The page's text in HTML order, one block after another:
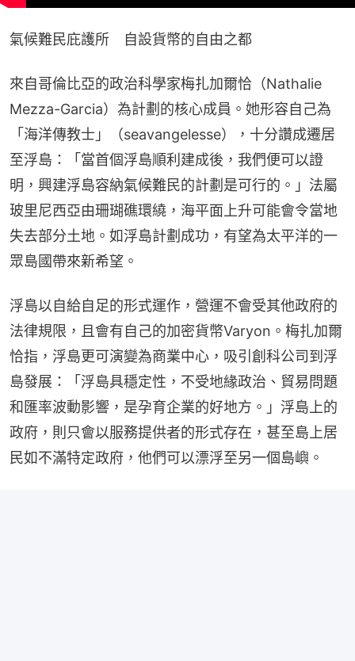
氣候難民庇護所　自設貨幣的自由之都
來自哥倫比亞的政治科學家梅扎加爾恰（Nathalie
Mezza-Garcia）為計劃的核心成員。她形容自己為
「海洋傳教士」（seavangelesse），十分讚成遷居
至浮島：「當首個浮島順利建成後，我們便可以證
明，興建浮島容納氣候難民的計劃是可行的。」法屬
玻里尼西亞由珊瑚礁環繞，海平面上升可能會令當地
失去部分土地。如浮島計劃成功，有望為太平洋的一
眾島國帶來新希望。
浮島以自給自足的形式運作，營運不會受其他政府的
法律規限，且會有自己的加密貨幣Varyon。梅扎加爾
恰指，浮島更可演變為商業中心，吸引創科公司到浮
島發展：「浮島具穩定性，不受地緣政治、貿易問題
和匯率波動影響，是孕育企業的好地方。」浮島上的
政府，則只會以服務提供者的形式存在，甚至島上居
民如不滿特定政府，他們可以漂浮至另一個島嶼。